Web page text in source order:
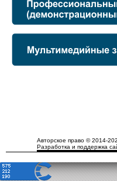
Авторское право © 2014-
Разработка и поддержка